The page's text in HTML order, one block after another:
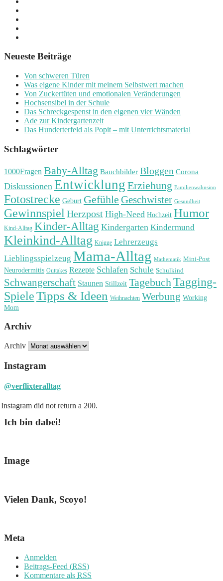
Neueste Beiträge
Von schweren Türen
Was eigene Kinder mit meinem Selbstwert machen
Von Zuckertüten und emotionalen Veränderungen
Hochsensibel in der Schule
Das Schreckgespenst in den eigenen vier Wänden
Ade zur Kindergartenzeit
Das Hunderterfeld als Popit – mit Unterrichtsmaterial
Schlagwörter
1000Fragen Baby-Alltag Bauchbilder Bloggen Corona
Diskussionen Entwicklung Erziehung Familienwahnsinn
Fotostrecke Geburt Gefühle Geschwister Gesundheit
Gewinnspiel Herzpost High-Need Hochzeit Humor
Kind-Alltag Kinder-Alltag Kindergarten Kindermund
Kleinkind-Alltag Knigge Lehrerzeugs
Lieblingsspielzeug Mama-Alltag Mathematik Mini-Post
Neurodermitis Outtakes Rezepte Schlafen Schule Schulkind
Schwangerschaft Staunen Stillzeit Tagebuch Tagging-
SpieleTipps & Ideen Weihnachten Werbung Working
Mom
Archiv
Archiv
Instagram
@verflixteralltag
Instagram did not return a 200.
Ich bin dabei!
Image
Vielen Dank, Scoyo!
Meta
Anmelden
Beitrags-Feed (RSS)
Kommentare als RSS